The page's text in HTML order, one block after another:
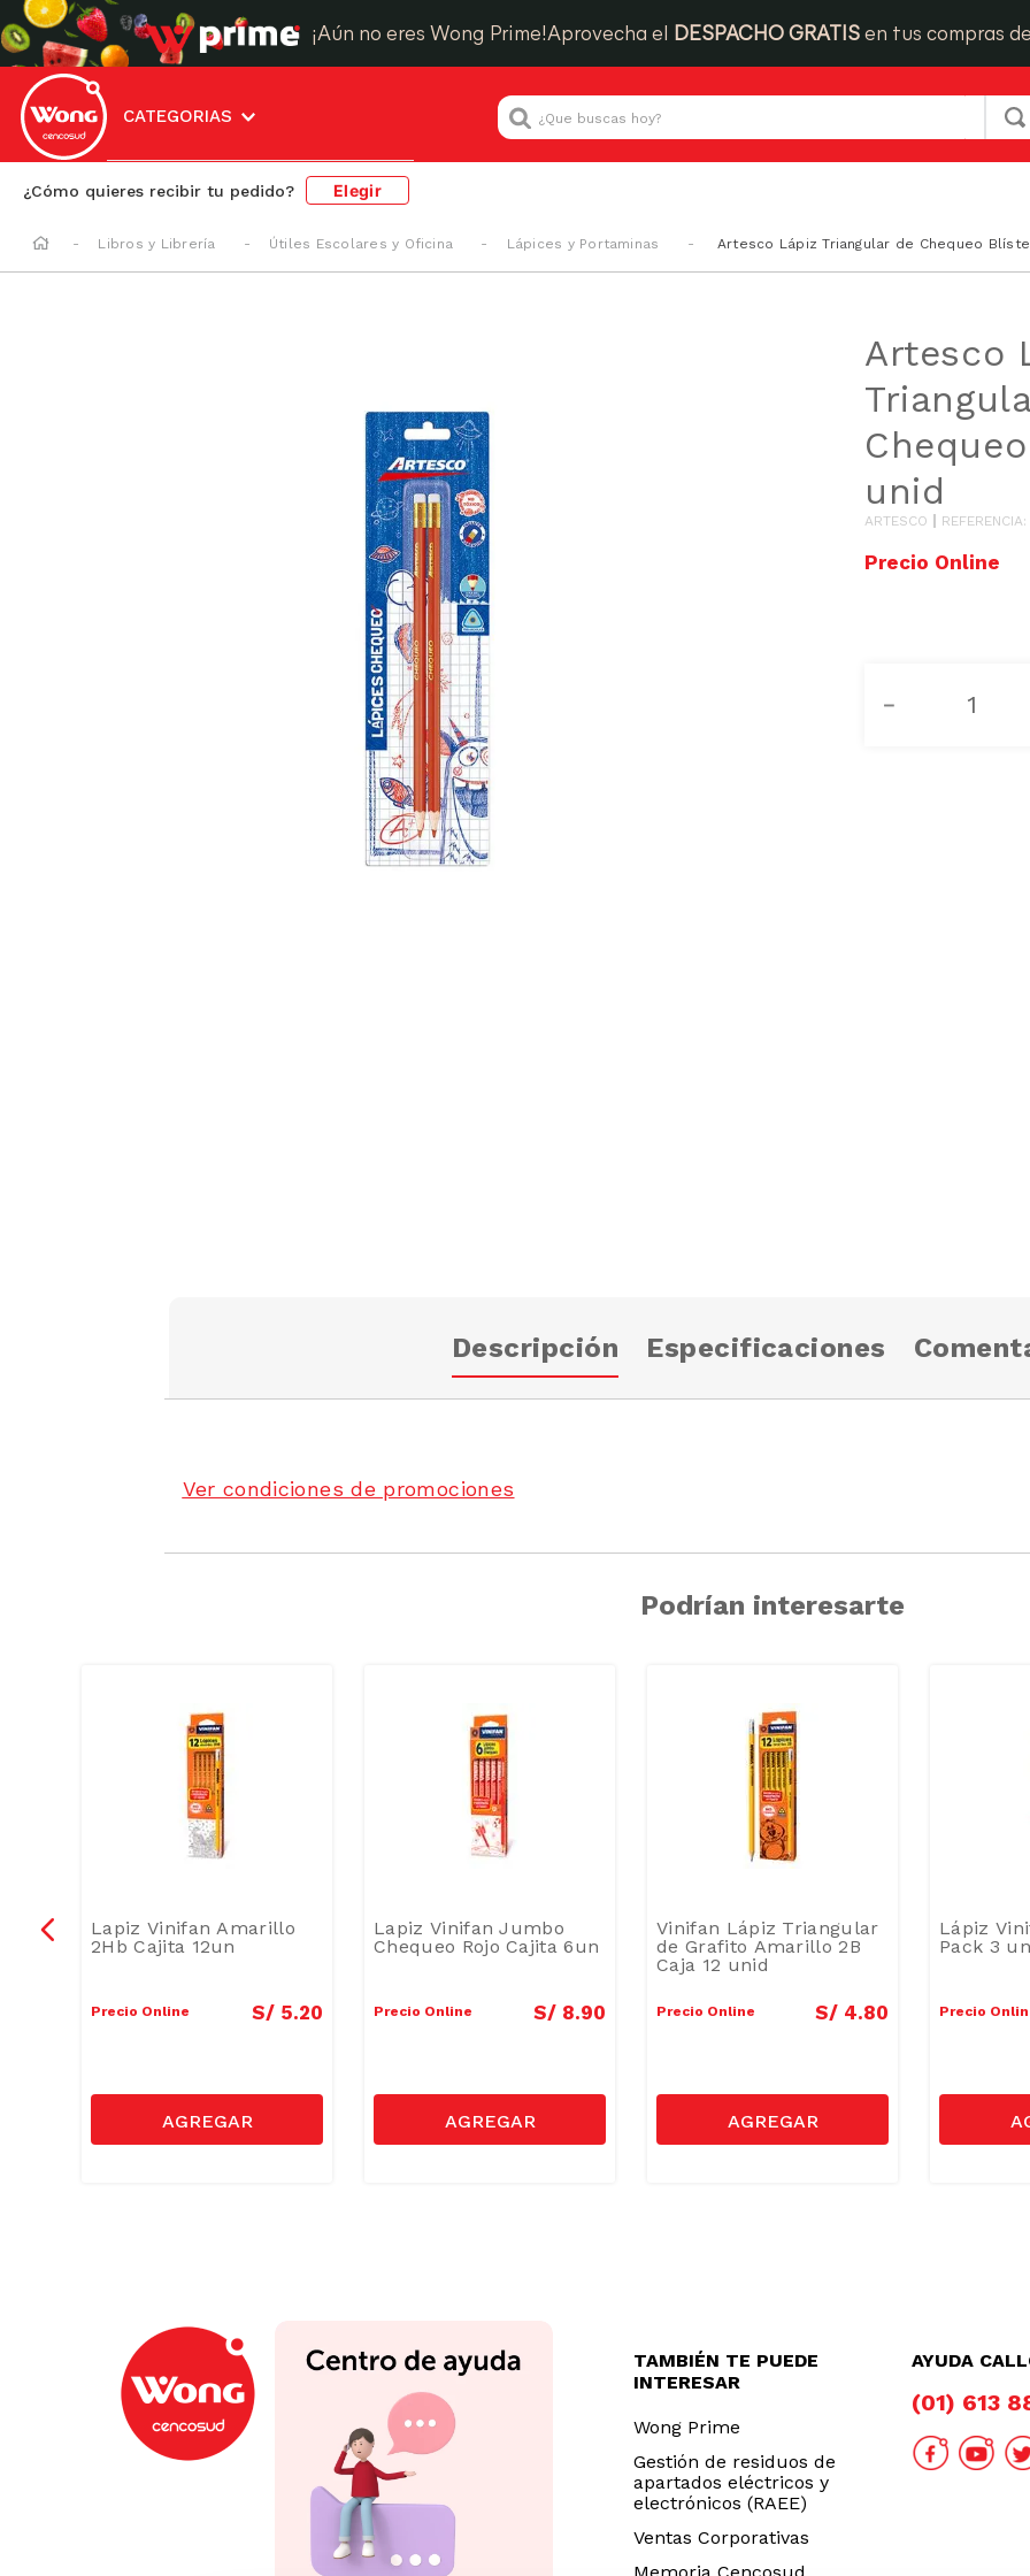
¡Aún no eres Wong Prime!Aprovecha el DESPACHO GRATIS en tus compras
CATEGORIAS
¿Que buscas hoy?
¿Cómo quieres recibir tu pedido? Elegir
Libros y Librería Útiles Escolares y Oficina Lápices y Portaminas Artesco Lápiz Triangular de Chequeo
Artesco
unid
ARTESCO REFERENCIA:
－
Descripción Especificaciones
Ver condiciones de promociones
Podrían interesarte
Lapiz Vinifan Amarillo
2Hb Cajita 12un
Precio Online S/ 5.20
Lapiz Vinifan Jumbo
Chequeo Rojo Cajita 6un
Precio Online S/ 8.90
Vinifan Lápiz Triangular
de Grafito Amarillo 2B
Caja 12 unid
Precio Online S/ 4.80
Lápiz
Pack 3 un
Precio
TAMBIÉN TE PUEDE
INTERESAR
Wong Prime
Gestión de residuos de
apartados eléctricos y
electrónicos (RAEE)
Ventas Corporativas
AYUDA
(01) 613